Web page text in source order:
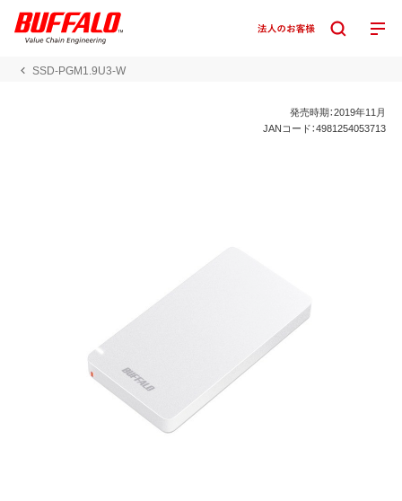
SSD-PGM1.9U3-W
発売時期：2019年11月
JANコード：4981254053713